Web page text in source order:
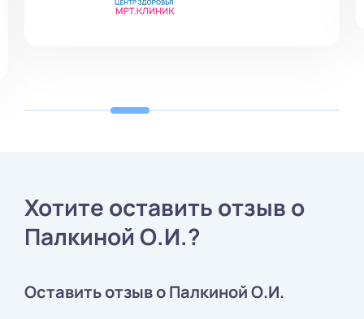
Хотите оставить отзыв о
Палкиной О.И.?
Оставить отзыв о Палкиной О.И.